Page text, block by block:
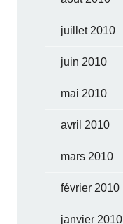
juillet 2010
juin 2010
mai 2010
avril 2010
mars 2010
février 2010
janvier 2010